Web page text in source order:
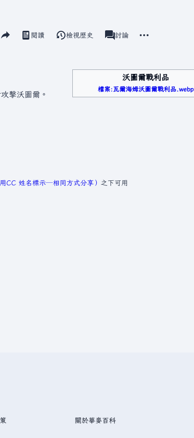
享此頁面
視圖閱讀 檢視歷史 associated-pages
瓦爾海姆
討論
沃圖爾戰利品
檔案:瓦爾海姆沃圖爾戰利品.webp
擊沃圖爾。
CC 姓名標示─相同方式分享） 之下可用
關於華麥百科